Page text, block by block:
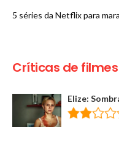
5 séries da Netflix para
Críticas de
Elize: